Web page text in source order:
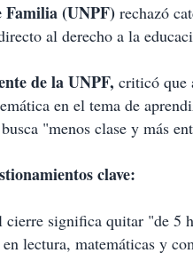
Familia (UNPF) rechazó
al derecho a la
de la UNPF, criticó que
en el tema de
"menos clase y más
clave:
significa quitar "de 5
lectura, matemáticas y